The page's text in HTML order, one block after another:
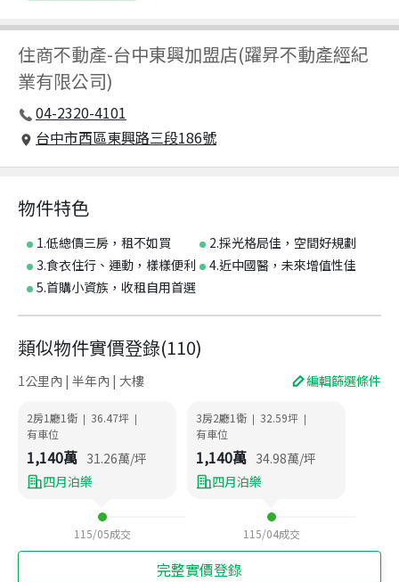
住商不動產-台中東興加盟店(躍昇不動產經紀
業有限公司)
04-2320-4101
台中市西區東興路三段186號
物件特色
1.低總價三房，租不如買
2.採光格局佳，空間好規劃
3.食衣住行、運動，樣樣便利
4.近中國醫，未來增值性佳
5.首購小資族，收租自用首選
類似物件實價登錄(110)
1公里內 | 半年內 | 大樓 編輯篩選條件
2房1廳1衛 | 36.47坪 |
有車位
1,140萬 31.26萬/坪
四月泊樂
115/05成交
3房2廳1衛 | 32.59坪 |
有車位
1,140萬 34.98萬/坪
四月泊樂
115/04成交
完整實價登錄